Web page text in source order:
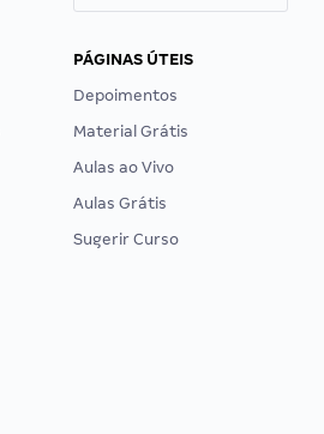
PÁGINAS ÚTEIS
Depoimentos
Material Grátis
Aulas ao Vivo
Aulas Grátis
Sugerir Curso